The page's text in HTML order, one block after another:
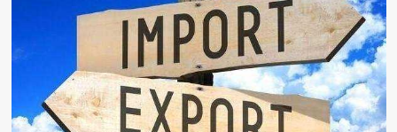
закликає
безпеки
під
час
Великодня